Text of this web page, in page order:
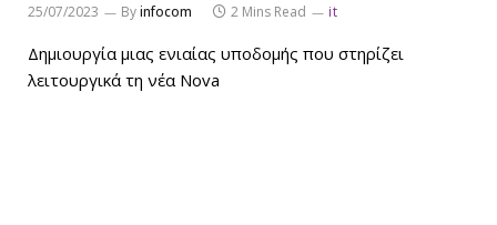
25/07/2023 Byinfocom 2 Mins Read it
Δημιουργία μιας ενιαίας υποδομής που στηρίζει
λειτουργικά τη νέα Nova